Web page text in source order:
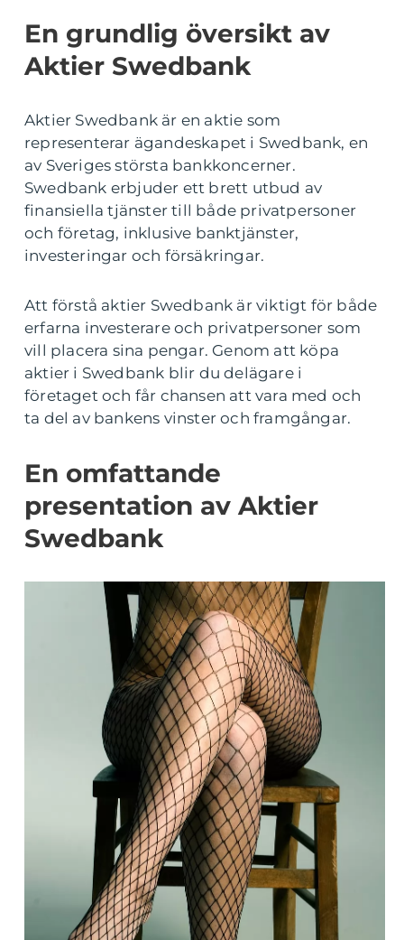
En grundlig översikt av
Aktier Swedbank
Aktier Swedbank är en aktie som
representerar ägandeskapet i Swedbank, en
av Sveriges största bankkoncerner.
Swedbank erbjuder ett brett utbud av
finansiella tjänster till både privatpersoner
och företag, inklusive banktjänster,
investeringar och försäkringar.
Att förstå aktier Swedbank är viktigt för både
erfarna investerare och privatpersoner som
vill placera sina pengar. Genom att köpa
aktier i Swedbank blir du delägare i
företaget och får chansen att vara med och
ta del av bankens vinster och framgångar.
En omfattande
presentation av Aktier
Swedbank